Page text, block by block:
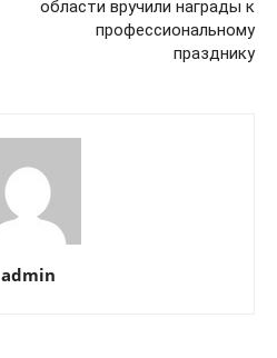
области вручили награды к
профессиональному
празднику
admin